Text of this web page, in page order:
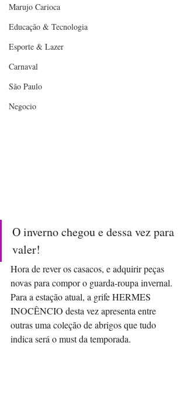
Marujo Carioca
Educação & Tecnologia
Esporte & Lazer
Carnaval
São Paulo
Negocio
O inverno chegou e dessa vez para
valer!
Hora de rever os casacos, e adquirir peças
novas para compor o guarda-roupa invernal.
Para a estação atual, a grife HERMES
INOCÊNCIO desta vez apresenta entre
outras uma coleção de abrigos que tudo
indica será o must da temporada.